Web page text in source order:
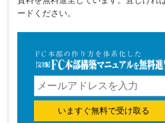
ードください。
いますぐ無料で受け取る